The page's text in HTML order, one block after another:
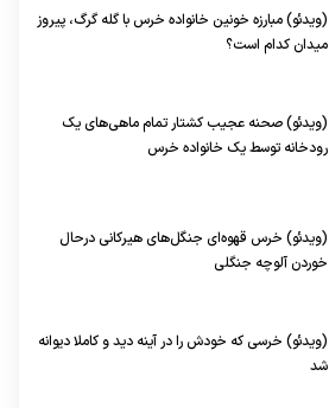
(ویدئو) مبارزه خونین خانواده خرس با گله گرگ، پیروز
میدان کدام است؟
(ویدئو) صحنه عجیب کشتار تمام ماهی‌های یک
رودخانه توسط یک خانواده خرس
(ویدئو) خرس قهوه‌ای جنگل‌های هیرکانی درحال
خوردن آلوچه جنگلی
(ویدئو) خرسی که خودش را در آینه دید و کاملا دیوانه
شد